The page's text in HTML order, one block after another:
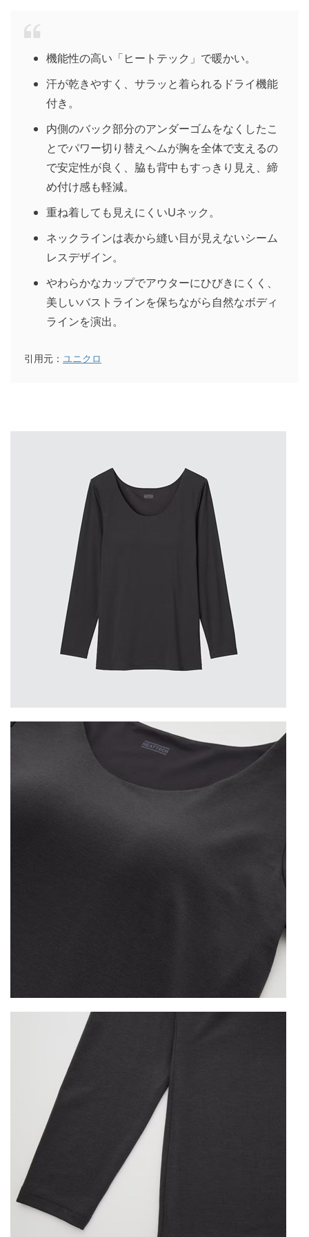
機能性の高い「ヒートテック」で暖かい。
汗が乾きやすく、サラッと着られるドライ機能
付き。
内側のバック部分のアンダーゴムをなくしたこ
とでパワー切り替えヘムが胸を全体で支えるの
で安定性が良く、脇も背中もすっきり見え、締
め付け感も軽減。
重ね着しても見えにくいUネック。
ネックラインは表から縫い目が見えないシーム
レスデザイン。
やわらかなカップでアウターにひびきにくく、
美しいバストラインを保ちながら自然なボディ
ラインを演出。
引用元： ユニクロ